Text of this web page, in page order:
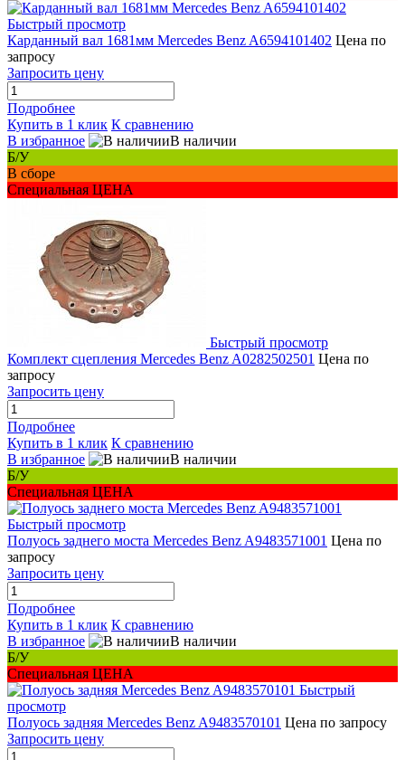
Быстрый просмотр
Карданный вал 1681мм Mercedes Benz A6594101402 Цена по
запросу
Запросить цену
Подробнее
Купить в 1 клик К сравнению
В избранное
В наличии
Б/У
В сборе
Специальная ЦЕНА
Быстрый просмотр
Комплект сцепления Mercedes Benz A0282502501 Цена по
запросу
Запросить цену
Подробнее
Купить в 1 клик К сравнению
В избранное
В наличии
Б/У
Специальная ЦЕНА
Быстрый просмотр
Полуось заднего моста Mercedes Benz A9483571001 Цена по
запросу
Запросить цену
Подробнее
Купить в 1 клик К сравнению
В избранное
В наличии
Б/У
Специальная ЦЕНА
Быстрый
просмотр
Полуось задняя Mercedes Benz A9483570101 Цена по запросу
Запросить цену